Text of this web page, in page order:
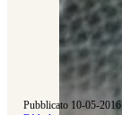
Pubblicato 10-05-2016